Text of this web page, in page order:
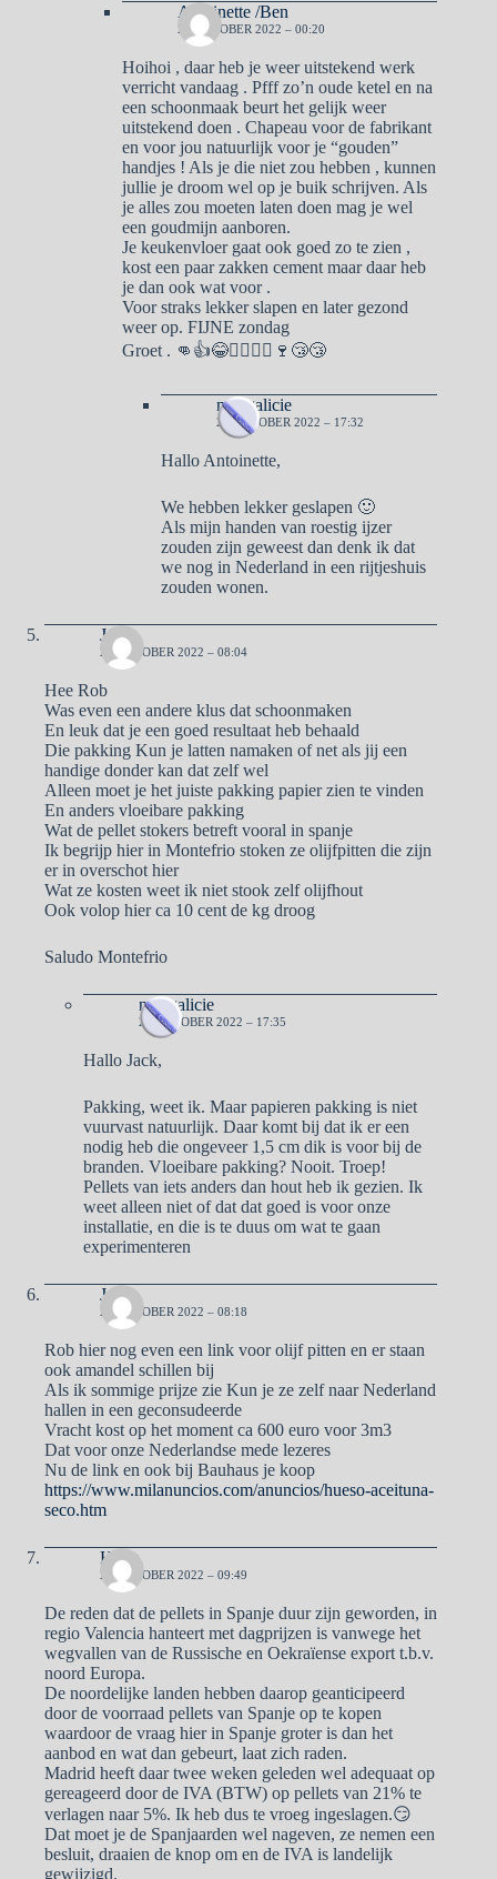
Antoinette /Ben
23 OKTOBER 2022 – 00:20
Hoihoi , daar heb je weer uitstekend werk
verricht vandaag . Pfff zo’n oude ketel en na
een schoonmaak beurt het gelijk weer
uitstekend doen . Chapeau voor de fabrikant
en voor jou natuurlijk voor je “gouden”
handjes ! Als je die niet zou hebben , kunnen
jullie je droom wel op je buik schrijven. Als
je alles zou moeten laten doen mag je wel
een goudmijn aanboren.
Je keukenvloer gaat ook goed zo te zien ,
kost een paar zakken cement maar daar heb
je dan ook wat voor .
Voor straks lekker slapen en later gezond
weer op. FIJNE zondag
Groet . 👊👍😂🙋‍♂️🙋‍♀️🍷😴😴
naargalicie
23 OKTOBER 2022 – 17:32
Hallo Antoinette,
We hebben lekker geslapen 🙂
Als mijn handen van roestig ijzer
zouden zijn geweest dan denk ik dat
we nog in Nederland in een rijtjeshuis
zouden wonen.
Jack
23 OKTOBER 2022 – 08:04
Hee Rob
Was even een andere klus dat schoonmaken
En leuk dat je een goed resultaat heb behaald
Die pakking Kun je latten namaken of net als jij een
handige donder kan dat zelf wel
Alleen moet je het juiste pakking papier zien te vinden
En anders vloeibare pakking
Wat de pellet stokers betreft vooral in spanje
Ik begrijp hier in Montefrio stoken ze olijfpitten die zijn
er in overschot hier
Wat ze kosten weet ik niet stook zelf olijfhout
Ook volop hier ca 10 cent de kg droog
Saludo Montefrio
naargalicie
23 OKTOBER 2022 – 17:35
Hallo Jack,
Pakking, weet ik. Maar papieren pakking is niet
vuurvast natuurlijk. Daar komt bij dat ik er een
nodig heb die ongeveer 1,5 cm dik is voor bij de
branden. Vloeibare pakking? Nooit. Troep!
Pellets van iets anders dan hout heb ik gezien. Ik
weet alleen niet of dat dat goed is voor onze
installatie, en die is te duus om wat te gaan
experimenteren
Jack
23 OKTOBER 2022 – 08:18
Rob hier nog even een link voor olijf pitten en er staan
ook amandel schillen bij
Als ik sommige prijze zie Kun je ze zelf naar Nederland
hallen in een geconsudeerde
Vracht kost op het moment ca 600 euro voor 3m3
Dat voor onze Nederlandse mede lezeres
Nu de link en ook bij Bauhaus je koop
https://www.milanuncios.com/anuncios/hueso-aceituna-
seco.htm
Henk
23 OKTOBER 2022 – 09:49
De reden dat de pellets in Spanje duur zijn geworden, in
regio Valencia hanteert met dagprijzen is vanwege het
wegvallen van de Russische en Oekraïense export t.b.v.
noord Europa.
De noordelijke landen hebben daarop geanticipeerd
door de voorraad pellets van Spanje op te kopen
waardoor de vraag hier in Spanje groter is dan het
aanbod en wat dan gebeurt, laat zich raden.
Madrid heeft daar twee weken geleden wel adequaat op
gereageerd door de IVA (BTW) op pellets van 21% te
verlagen naar 5%. Ik heb dus te vroeg ingeslagen.😏
Dat moet je de Spanjaarden wel nageven, ze nemen een
besluit, draaien de knop om en de IVA is landelijk
gewijzigd.